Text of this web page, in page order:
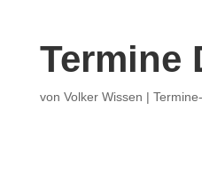
Termine
von Volker Wissen |